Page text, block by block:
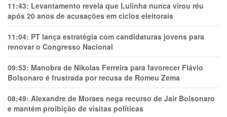
11:43: Levantamento revela que Lulinha nunca virou réu
após 20 anos de acusações em ciclos eleitorais
11:04: PT lança estratégia com candidaturas jovens para
renovar o Congresso Nacional
09:53: Manobra de Nikolas Ferreira para favorecer Flávio
Bolsonaro é frustrada por recusa de Romeu Zema
08:49: Alexandre de Moraes nega recurso de Jair Bolsonaro
e mantém proibição de visitas políticas